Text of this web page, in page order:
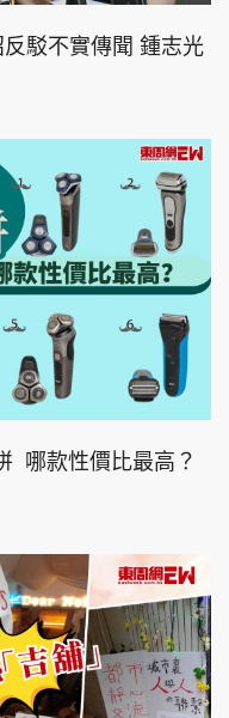
駁不實傳聞 鍾志光
哪款性價比最高？